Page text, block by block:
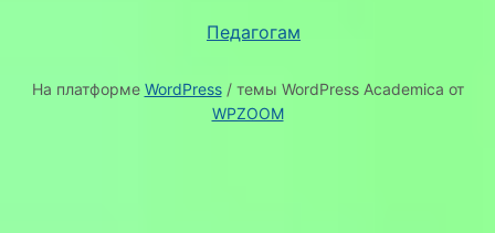
Педагогам
На платформе WordPress/ темы WordPress Academica от
WPZOOM